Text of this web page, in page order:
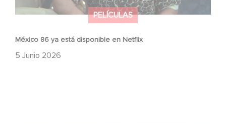
PELÍCULAS
México 86 ya está disponible en Netflix
5 Junio 2026